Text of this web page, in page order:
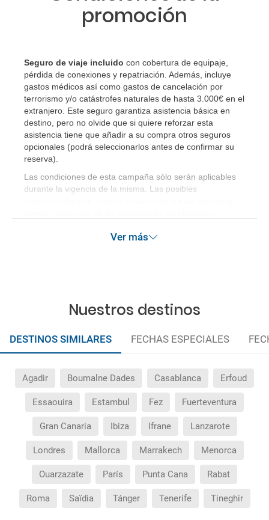
promoción
Seguro de viaje incluido con cobertura de equipaje,
pérdida de conexiones y repatriación. Además, incluye
gastos médicos así como gastos de cancelación por
terrorismo y/o catástrofes naturales de hasta 3.000€ en el
extranjero. Este seguro garantiza asistencia básica en
destino, pero no olvide que si quiere reforzar esta
asistencia tiene que añadir a su compra otros seguros
opcionales (podrá seleccionarlos antes de confirmar su
reserva)
Las condiciones de esta campaña sólo serán aplicables
durante la vigencia de la misma. Las posibles
Ver más
Nuestros destinos
DESTINOS SIMILARES FECHAS ESPECIALES
Agadir Boumalne Dades Casablanca Erfoud
Essaouira Estambul Fez Fuerteventura
Gran Canaria Ibiza Ifrane Lanzarote
Londres Mallorca Marrakech Menorca
Ouarzazate París Punta Cana Rabat
Roma Saïdia Tánger Tenerife Tineghir